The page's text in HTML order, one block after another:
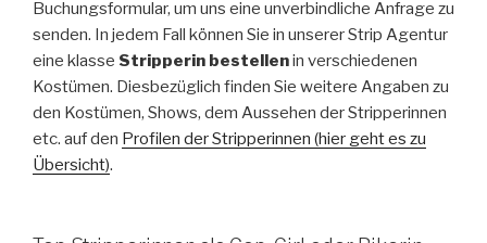
Buchungsformular, um uns eine unverbindliche Anfrage zu
senden. In jedem Fall können Sie in unserer Strip Agentur
eine klasse Stripperin bestellenin verschiedenen
Kostümen. Diesbezüglich finden Sie weitere Angaben zu
den Kostümen, Shows, dem Aussehen der Stripperinnen
etc. auf den Profilen der Stripperinnen (hier geht es zu
Übersicht).